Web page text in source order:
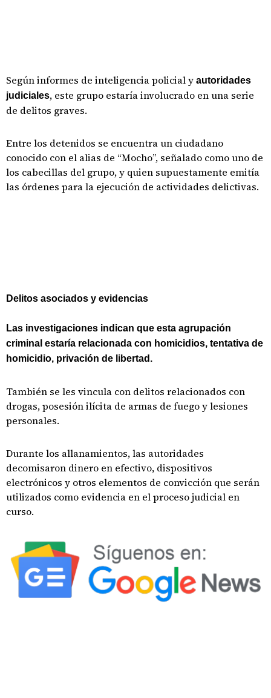
Según informes de inteligencia policial y autoridades
judiciales, este grupo estaría involucrado en una serie
de delitos graves.
Entre los detenidos se encuentra un ciudadano
conocido con el alias de “Mocho”, señalado como uno de
los cabecillas del grupo, y quien supuestamente emitía
las órdenes para la ejecución de actividades delictivas.
Delitos asociados y evidencias
Las investigaciones indican que esta agrupación
criminal estaría relacionada con homicidios, tentativa de
homicidio, privación de libertad.
También se les vincula con delitos relacionados con
drogas, posesión ilícita de armas de fuego y lesiones
personales.
Durante los allanamientos, las autoridades
decomisaron dinero en efectivo, dispositivos
electrónicos y otros elementos de convicción que serán
utilizados como evidencia en el proceso judicial en
curso.